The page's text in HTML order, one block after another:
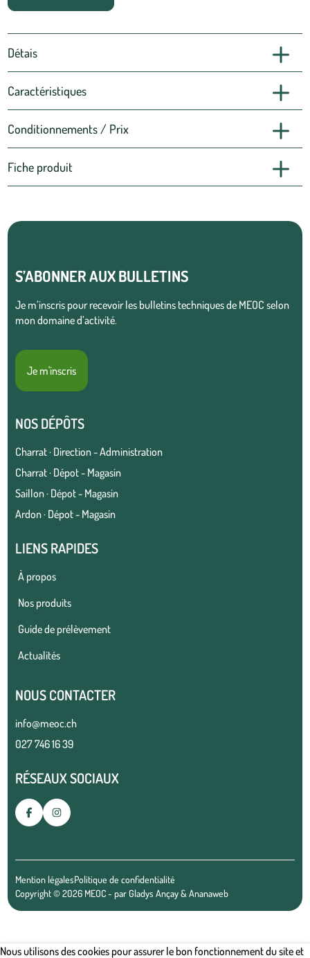
Détais
Caractéristiques
Conditionnements / Prix
Fiche produit
S’ABONNER AUX BULLETINS
Je m’inscris pour recevoir les bulletins techniques de MEOC selon
mon domaine d’activité.
Je m'inscris
NOS DÉPÔTS
Charrat · Direction - Administration
Charrat · Dépot - Magasin
Saillon · Dépot - Magasin
Ardon · Dépot - Magasin
LIENS RAPIDES
À propos
Nos produits
Guide de prélèvement
Actualités
NOUS CONTACTER
info@meoc.ch
027 746 16 39
RÉSEAUX SOCIAUX
Mention légalesPolitique de confidentialité
Copyright © 2026 MEOC - parGladys Ançay&Ananaweb
Nous utilisons des cookies pour assurer le bon fonctionnement du site et